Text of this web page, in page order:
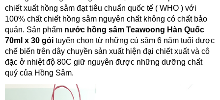
chiết xuất hồng sâm đạt tiêu chuẩn quốc tế ( WHO ) với
100% chất chiết hồng sâm nguyên chất không có chất bảo
quản. Sản phẩm nước hồng sâm Teawoong Hàn Quốc
70ml x 30 gói tuyển chọn từ những củ sâm 6 năm tuổi được
chế biến trên dây chuyền sản xuất hiện đại chiết xuất và cô
đặc ở nhiệt độ 80C giữ nguyên được những dưỡng chất
quý của Hồng Sâm.